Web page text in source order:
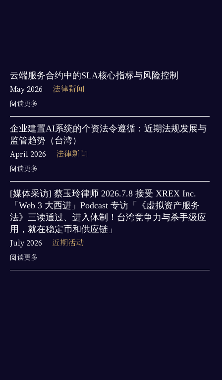
云端服务合约中的SLA核心指标与风险控制
May 2026
法律新闻
阅读更多
企业建置AI系统的个资法令遵循：近期法规发展与
监管趋势（台湾）
April 2026
法律新闻
阅读更多
[媒体采访] 蔡玉玲律师 2026.7.8 接受 XREX Inc.
「Web 3 大西进」Podcast 专访「《虚拟资产服务
法》三读通过、进入体制！台湾竞争力与杀手级应
用，就在稳定币和供应链」
July 2026
近期活动
阅读更多